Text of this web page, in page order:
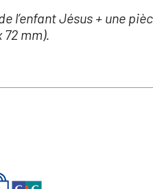
l’enfant Jésus + une
72 mm).